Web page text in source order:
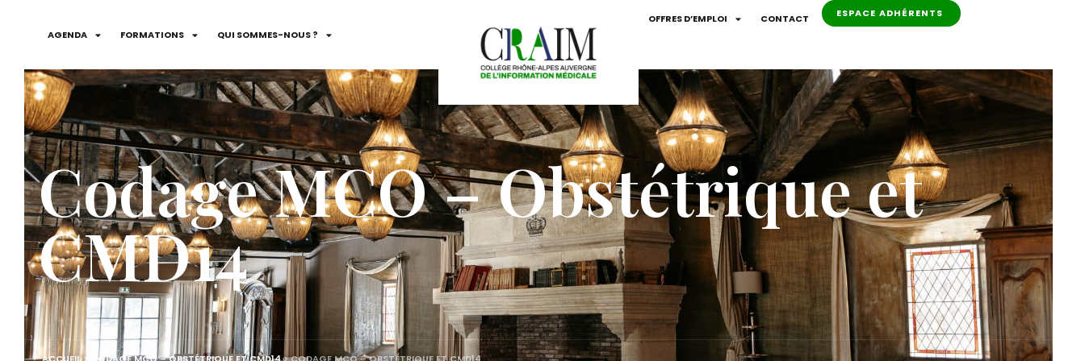
AGENDA FORMATIONS QUI SOMMES-NOUS ?
OFFRES D’EMPLOI CONTACT ESPACE ADHÉRENTS
Codage MCO – Obstétrique et
CMD14